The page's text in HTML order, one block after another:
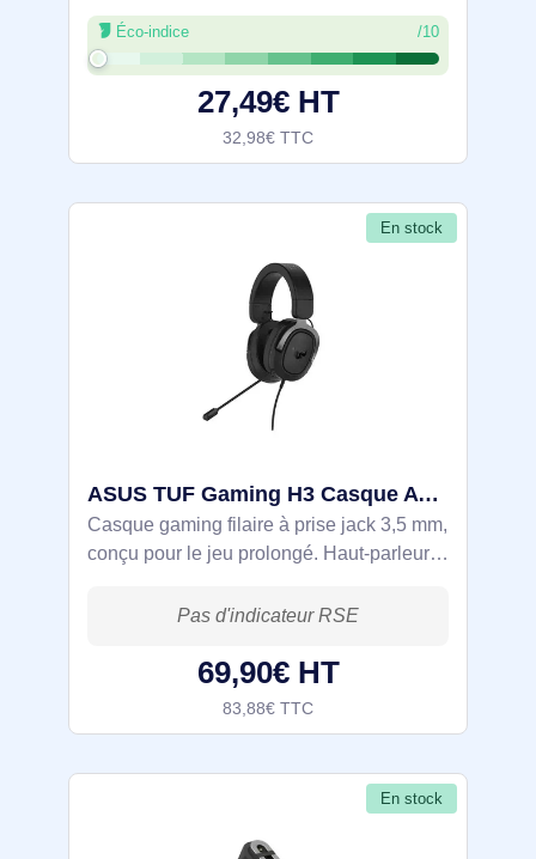
adapté aux postes de bureautique et
visioconférence. Un kit contient 10 pièces
pour opérations de remplacement et
Éco-indice /10
27,49€ HT
32,98€ TTC
En stock
ASUS TUF Gaming H3 Casque Avec fil Arceau Noir, Gris - 90YH028G-B1UA00
Casque gaming filaire à prise jack 3,5 mm,
conçu pour le jeu prolongé. Haut-parleurs
basses puissantes, spatialisation virtuelle
69,90€ HT
83,88€ TTC
En stock